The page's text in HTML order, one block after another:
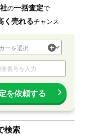
の一括査定で
く売れるチャンス
を依頼する
検索